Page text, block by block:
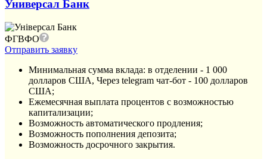
Универсал Банк
ФГВФО
Отправить заявку
Минимальная сумма вклада: в отделении - 1 000
долларов США, Через telegram чат-бот - 100 долларов
США;
Ежемесячная выплата процентов с возможностью
капитализации;
Возможность автоматического продления;
Возможность пополнения депозита;
Возможность досрочного закрытия.